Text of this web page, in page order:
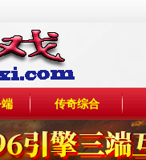
传奇综合